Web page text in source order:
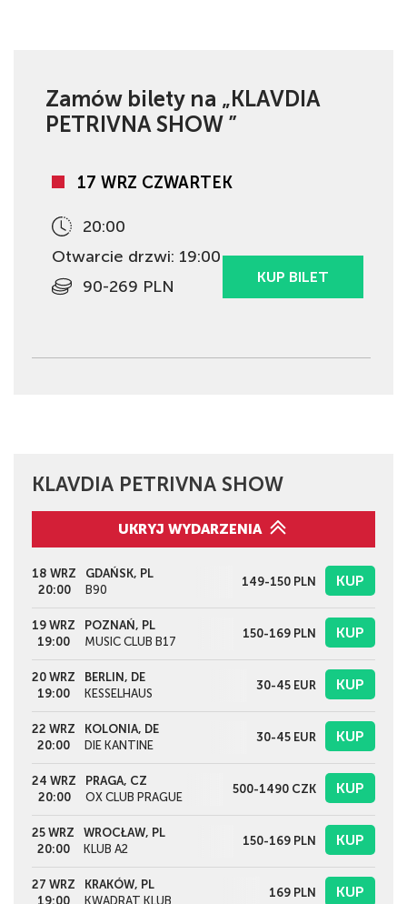
Zamów bilety na „KLAVDIA
PETRIVNA SHOW ”
17 WRZ CZWARTEK
20:00
Otwarcie drzwi: 19:00
90-269 PLN
KUP BILET
KLAVDIA PETRIVNA SHOW
UKRYJ WYDARZENIA
18 WRZ
20:00
GDAŃSK, PL
B90
149-150 PLN KUP
19 WRZ
19:00
POZNAŃ, PL
MUSIC CLUB B17
150-169 PLN KUP
20 WRZ
19:00
BERLIN, DE
KESSELHAUS
30-45 EUR KUP
22 WRZ
20:00
KOLONIA, DE
DIE KANTINE
30-45 EUR KUP
24 WRZ
20:00
PRAGA, CZ
OX CLUB PRAGUE
500-1490 CZK KUP
25 WRZ
20:00
WROCŁAW, PL
KLUB A2
150-169 PLN KUP
27 WRZ
19:00
KRAKÓW, PL
KWADRAT KLUB
169 PLN KUP